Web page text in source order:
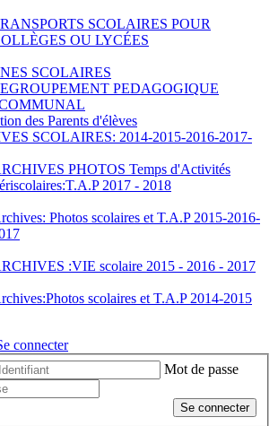
SCOLAIRES POUR
OU LYCÉES
SCOLAIRES
PEDAGOGIQUE
des Parents d'élèves
SCOLAIRES: 2014-2015-2016-2017-
PHOTOS Temps d'Activités
2017 - 2018
Photos scolaires et T.A.P 2015-2016-
:VIE scolaire 2015 - 2016 - 2017
scolaires et T.A.P 2014-2015
connecter
Mot de passe
Se connecter